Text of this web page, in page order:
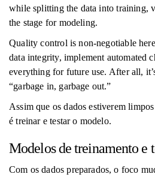
while splitting the data into training,
the stage for modeling.
Quality control is non-negotiable
data integrity, implement automated
everything for future use. After all,
“garbage in, garbage out.”
Assim que os dados estiverem
é treinar e testar o modelo.
Modelos de treinamento e
Com os dados preparados, o foco